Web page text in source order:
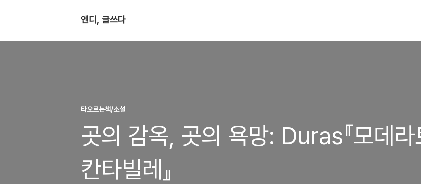
엔디, 글쓰다
타오르는책/소설
곳의 감옥, 곳의 욕망: Duras『모데라
칸타빌레』